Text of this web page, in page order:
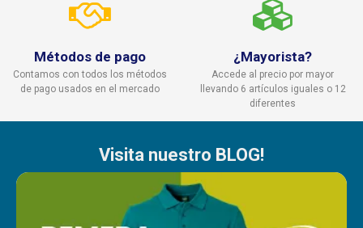
Métodos de pago
Contamos con todos los métodos
de pago usados en el mercado
¿Mayorista?
Accede al precio por mayor
llevando 6 artículos iguales o 12
diferentes
Visita nuestro BLOG!